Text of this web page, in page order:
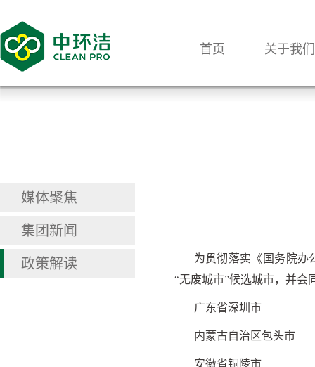
首页 关于我们
媒体聚焦
集团新闻
政策解读
为贯彻落实《国务院办
“无废城市”候选城市，并
广东省深圳市
内蒙古自治区包头市
安徽省铜陵市